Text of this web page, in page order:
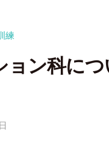
練
ン科につ